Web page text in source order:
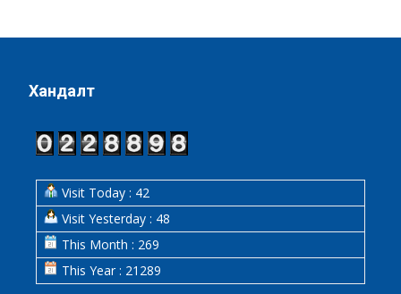
Хандалт
Visit Today : 42
Visit Yesterday : 48
This Month : 269
This Year : 21289